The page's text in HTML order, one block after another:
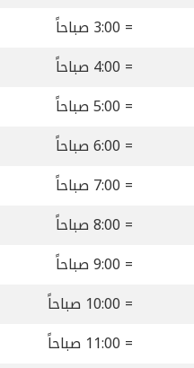
= 3:00 صباحاً
= 4:00 صباحاً
= 5:00 صباحاً
= 6:00 صباحاً
= 7:00 صباحاً
= 8:00 صباحاً
= 9:00 صباحاً
= 10:00 صباحاً
= 11:00 صباحاً